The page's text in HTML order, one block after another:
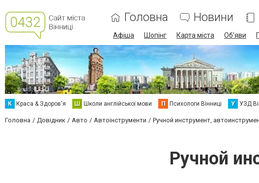
Головна Новини
Афіша Шопінг Карта міста Об'яви
К Краса & Здоров'я Ш Школи англійської мови П Психологи Вінниці У УЗД
Головна Довідник Авто Автоінструменти Ручной инструмент,
Ручной